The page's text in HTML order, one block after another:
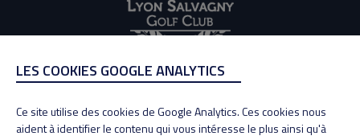
ADRESSE
69890 La Tour de Salvagny
Tél : 04 78 48 88 48
LES COOKIES GOOGLE ANALYTICS
Ce site utilise des cookies de Google Analytics. Ces cookies nous
aident à identifier le contenu qui vous intéresse le plus ainsi qu'à